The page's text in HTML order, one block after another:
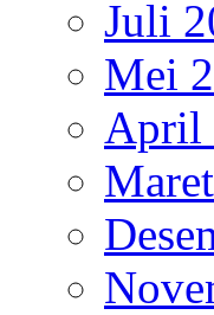
Juli
Mei
April